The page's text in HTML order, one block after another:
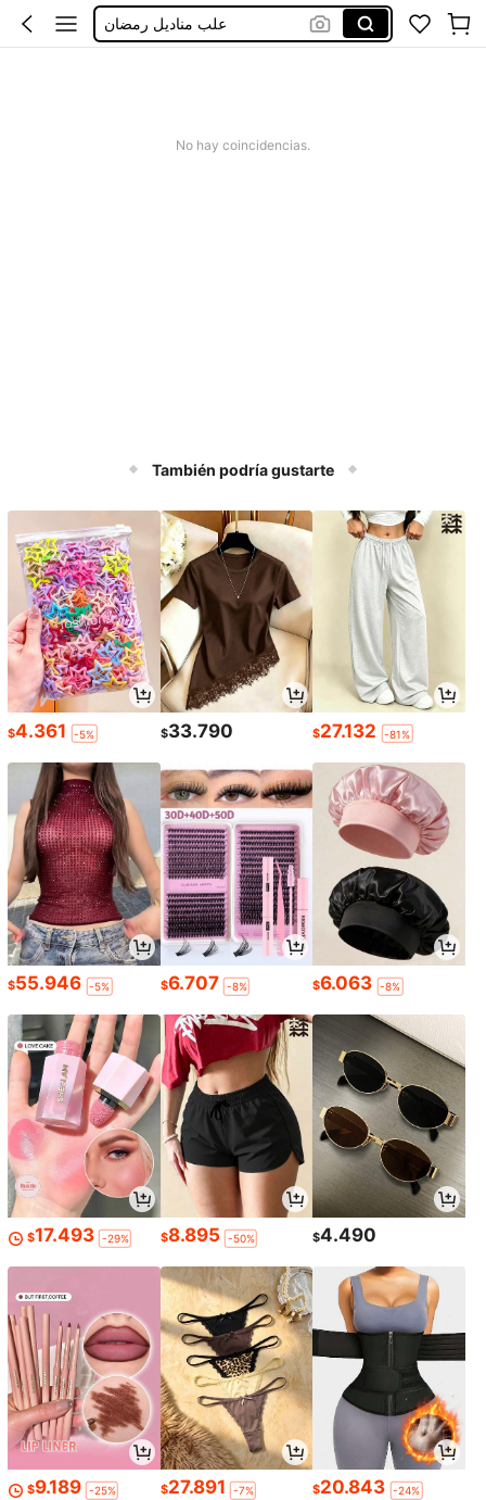
علب مناديل رمضان
قاعدة مناديل مطبخ
No hay coincidencias.
También podría gustarte
$4.361 -5% $33.790 $27.132 -81%
$55.946 -5% $6.707 -8% $6.063 -8%
$17.493 -29% $8.895 -50% $4.490
$9.189 -25% $27.891 -7% $20.843 -24%